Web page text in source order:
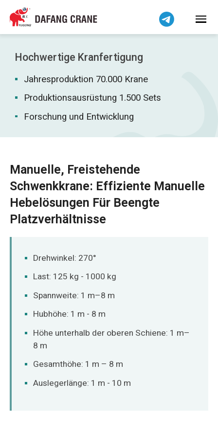
Hochwertige Kranfertigung
Jahresproduktion 70.000 Krane
Produktionsausrüstung 1.500 Sets
Forschung und Entwicklung
Manuelle, Freistehende
Schwenkkrane: Effiziente Manuelle
Hebelösungen Für Beengte
Platzverhältnisse
Drehwinkel: 270°
Last: 125 kg - 1000 kg
Spannweite: 1 m–8 m
Hubhöhe: 1 m - 8 m
Höhe unterhalb der oberen Schiene: 1 m–
8 m
Gesamthöhe: 1 m – 8 m
Auslegerlänge: 1 m - 10 m
Bahasa Indonesia
Bahasa Melayu
Tiếng Việt
简体中文
فارسی
Pilipino
اردو
Kiswahili
Dansk
Norsk
O‘zbekcha